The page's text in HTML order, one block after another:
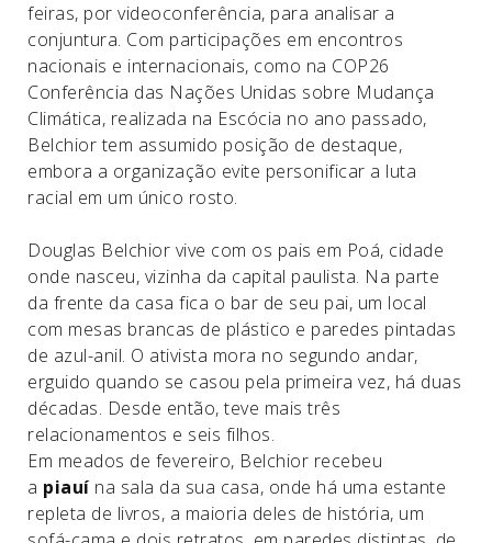
feiras, por videoconferência, para analisar a
conjuntura. Com participações em encontros
nacionais e internacionais, como na COP26
Conferência das Nações Unidas sobre Mudança
Climática, realizada na Escócia no ano passado,
Belchior tem assumido posição de destaque,
embora a organização evite personificar a luta
racial em um único rosto.
Douglas Belchior vive com os pais em Poá, cidade
onde nasceu, vizinha da capital paulista. Na parte
da frente da casa fica o bar de seu pai, um local
com mesas brancas de plástico e paredes pintadas
de azul-anil. O ativista mora no segundo andar,
erguido quando se casou pela primeira vez, há duas
décadas. Desde então, teve mais três
relacionamentos e seis filhos.
Em meados de fevereiro, Belchior recebeu
a piauí na sala da sua casa, onde há uma estante
repleta de livros, a maioria deles de história, um